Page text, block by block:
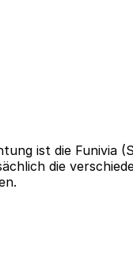
ist die Funivia
die